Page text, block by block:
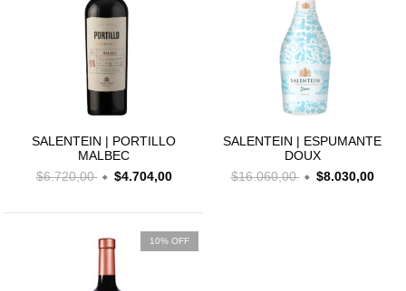
SALENTEIN | PORTILLO
MALBEC
$6.720,00
$4.704,00
SALENTEIN | ESPUMANTE
DOUX
$16.060,00
$8.030,00
10% OFF